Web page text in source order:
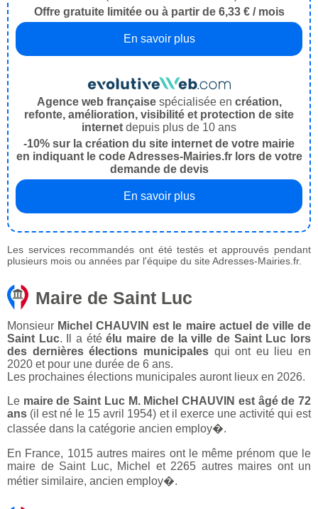
Offre gratuite limitée ou à partir de 6,33 € / mois
En savoir plus
Agence web françaisespécialisée en création,
refonte, amélioration, visibilité et protection de site
internet depuis plus de 10 ans
-10% sur la création du site internet de votre mairie
en indiquant le code Adresses-Mairies.fr lors de votre
demande de devis
En savoir plus
Les services recommandés ont été testés et approuvés pendant
plusieurs mois ou années par l'équipe du site Adresses-Mairies.fr.
Maire de Saint Luc
Monsieur Michel CHAUVIN est le maire actuel de ville de
Saint Luc. Il a étéélu maire de la ville de Saint Luc lors
des dernières élections municipalesqui ont eu lieu en
2020 et pour une durée de 6 ans.
Les prochaines élections municipales auront lieux en 2026.
Le maire de Saint Luc M. Michel CHAUVIN est âgé de 72
ans (il est né le 15 avril 1954) et il exerce une activité qui est
classée dans la catégorie ancien employ�.
En France, 1015 autres maires ont le même prénom que le
maire de Saint Luc, Michel et 2265 autres maires ont un
métier similaire, ancien employ�.